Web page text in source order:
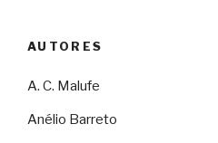
AUTORES
A. C. Malufe
Anélio Barreto